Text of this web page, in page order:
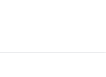
Hotel & Spa - Adults Only